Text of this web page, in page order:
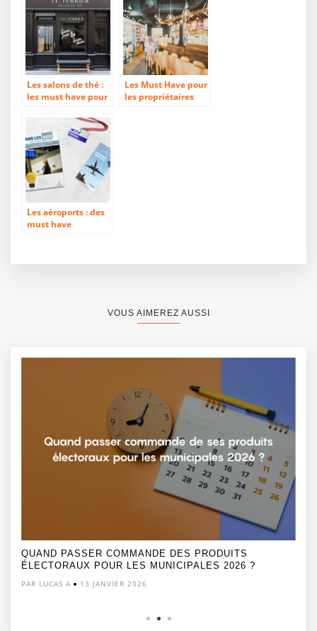
Les salons de thé :
les must have pour
Les Must Have pour
les propriétaires
Les aéroports : des
must have
VOUS AIMEREZ AUSSI
QUAND PASSER COMMANDE DES PRODUITS
ÉLECTORAUX POUR LES MUNICIPALES 2026 ?
PAR LUCAS A 13 JANVIER 2026